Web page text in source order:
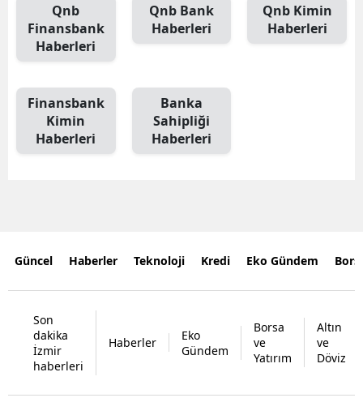
Qnb
Finansbank
Haberleri
Qnb Bank
Haberleri
Qnb Kimin
Haberleri
Finansbank
Kimin
Haberleri
Banka
Sahipliği
Haberleri
Güncel Haberler Teknoloji Kredi Eko Gündem
Son
dakika
İzmir
haberleri
Haberler
Eko
Gündem
Borsa
ve
Yatırım
Altın
ve
Döviz